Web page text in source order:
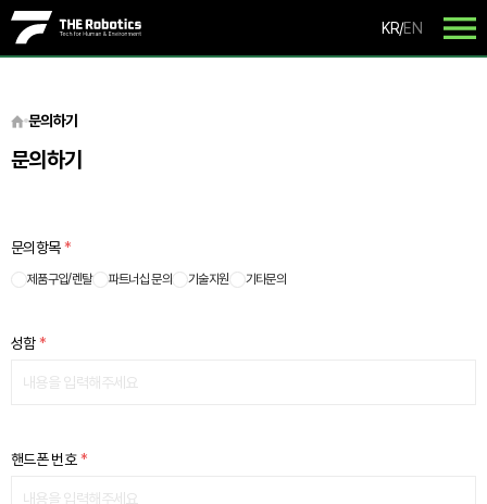
KR/EN
문의하기
문의하기
문의항목*
제품구입/렌탈 파트너십 문의 기술지원 기타문의
성함*
핸드폰 번호*